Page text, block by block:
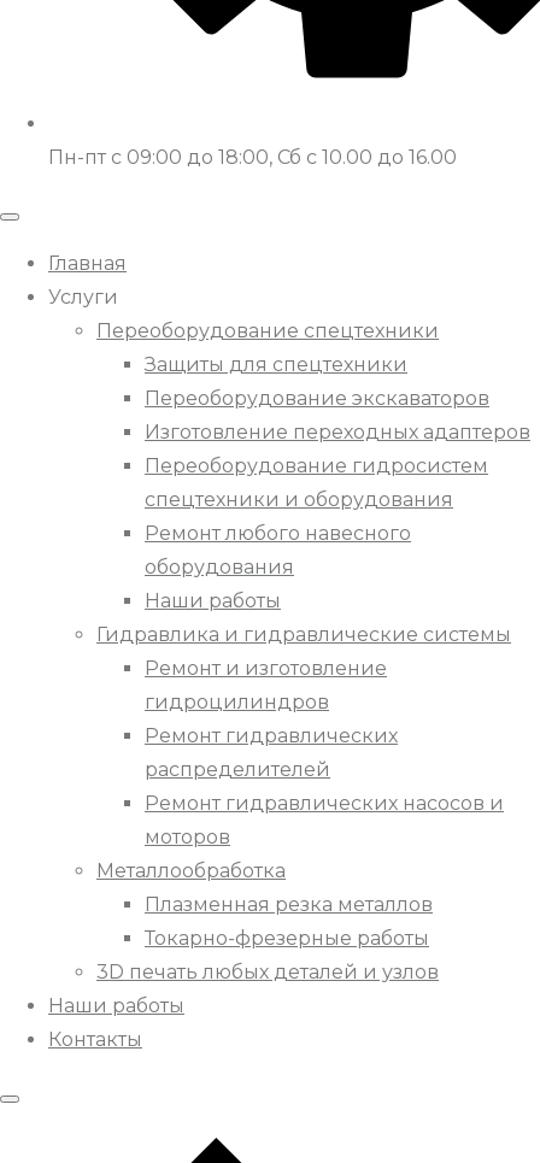
Пн-пт с 09:00 до 18:00, Сб с 10.00 до 16.00
Главная
Услуги
Переоборудование спецтехники
Защиты для спецтехники
Переоборудование экскаваторов
Изготовление переходных адаптеров
Переоборудование гидросистем
спецтехники и оборудования
Ремонт любого навесного
оборудования
Наши работы
Гидравлика и гидравлические системы
Ремонт и изготовление
гидроцилиндров
Ремонт гидравлических
распределителей
Ремонт гидравлических насосов и
моторов
Металлообработка
Плазменная резка металлов
Токарно-фрезерные работы
3D печать любых деталей и узлов
Наши работы
Контакты